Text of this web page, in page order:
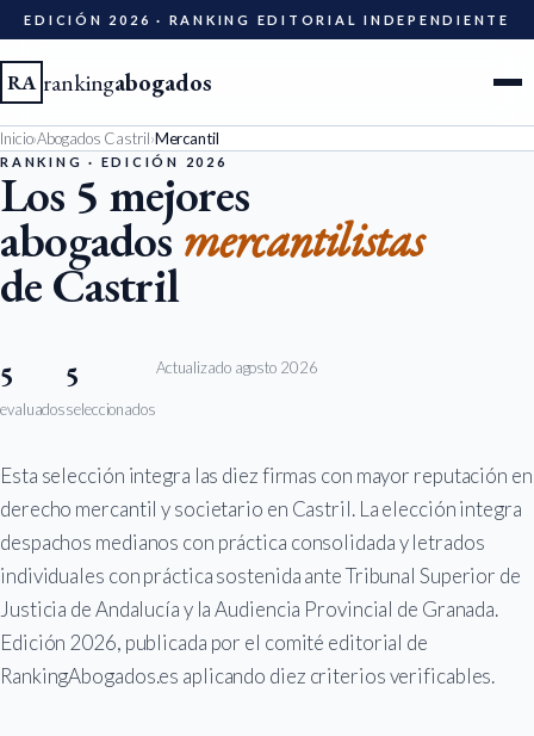
EDICIÓN 2026 · RANKING EDITORIAL INDEPENDIENTE
RA rankingabogados
Ciudades
Especialidades
Diccionario
Metodología
Ser evaluado
Inicio›Abogados Castril›Mercantil
RANKING · EDICIÓN 2026
Los 5 mejores
abogados mercantilistas
de Castril
5
evaluados
5
seleccionados
Actualizado agosto 2026
Esta selección integra las diez firmas con mayor reputación en
derecho mercantil y societario en Castril. La elección integra
despachos medianos con práctica consolidada y letrados
individuales con práctica sostenida ante Tribunal Superior de
Justicia de Andalucía y la Audiencia Provincial de Granada.
Edición 2026, publicada por el comité editorial de
RankingAbogados.es aplicando diez criterios verificables.